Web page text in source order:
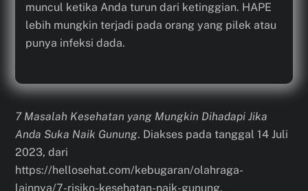
muncul ketika Anda turun dari ketinggian. HAPE
lebih mungkin terjadi pada orang yang pilek atau
punya infeksi dada.
7 Masalah Kesehatan yang Mungkin Dihadapi Jika
Anda Suka Naik Gunung. Diakses pada tanggal 14 Juli
2023, dari
https://hellosehat.com/kebugaran/olahraga-
lainnya/7-risiko-kesehatan-naik-gunung.